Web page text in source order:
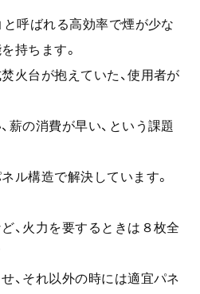
と呼ばれる高効率で煙が少な
持ちます。
火台が抱えていた、使用者が
薪の消費が早い、という課題
ル構造で解決しています。
、火力を要するときは８枚全
、それ以外の時には適宜パネ